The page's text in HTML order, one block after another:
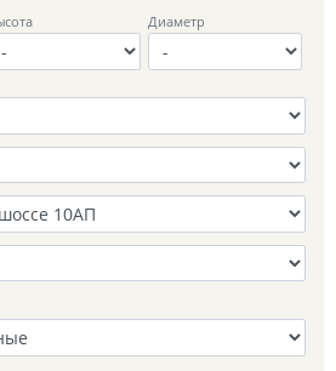
Диаметр